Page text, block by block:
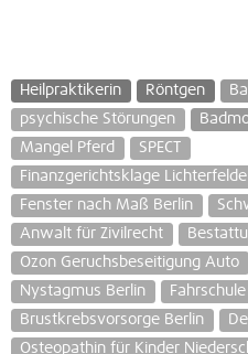
Heilpraktikerin Röntgen
psychische Störungen
Mangel Pferd
SPECT
Finanzgerichtsklage
Fenster nach Maß Berlin
Anwalt für Zivilrecht
Ozon Geruchsbeseitigung Auto
Nystagmus Berlin
Brustkrebsvorsorge Berlin
Osteopathin für Kinder